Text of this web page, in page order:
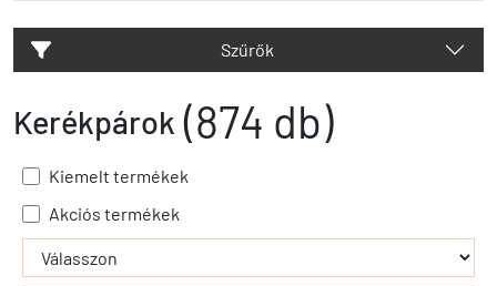
Szűrők
Kerékpárok (874 db)
Kiemelt termékek
Akciós termékek
- - filter_submit - -